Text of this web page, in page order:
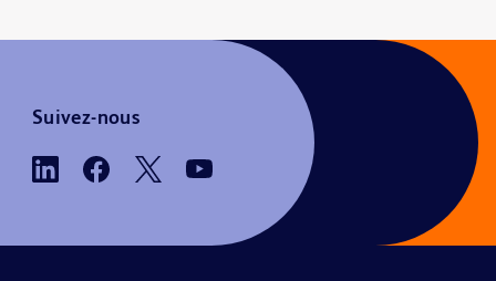
Suivez-nous